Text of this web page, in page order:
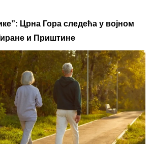
Црна Гора следећа у војном
и Приштине